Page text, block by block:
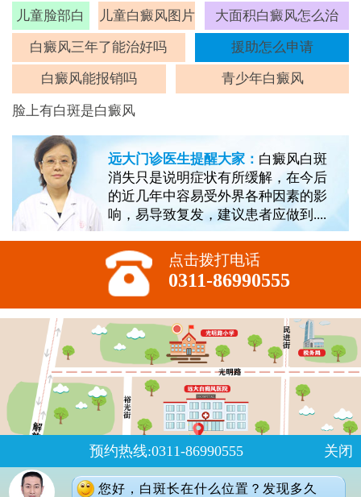
儿童脸部白
斑
儿童白癜风图片 大面积白癜风怎么治
白癜风三年了能治好吗 援助怎么申请
白癜风能报销吗 青少年白癜风
脸上有白斑是白癜风
远大门诊医生提醒大家： 白癜风白斑
消失只是说明症状有所缓解，在今后
的近几年中容易受外界各种因素的影
响，易导致复发，建议患者应做到....
点击拨打电话
0311-86990555
预约热线:0311-86990555 关闭
您好，白斑长在什么位置？发现多久